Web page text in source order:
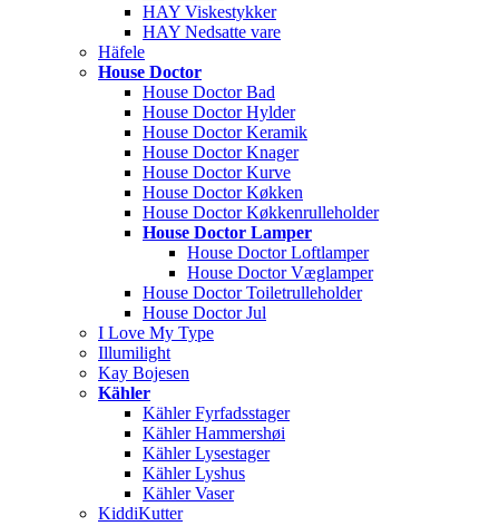
HAY Viskestykker
HAY Nedsatte vare
Häfele
House Doctor
House Doctor Bad
House Doctor Hylder
House Doctor Keramik
House Doctor Knager
House Doctor Kurve
House Doctor Køkken
House Doctor Køkkenrulleholder
House Doctor Lamper
House Doctor Loftlamper
House Doctor Væglamper
House Doctor Toiletrulleholder
House Doctor Jul
I Love My Type
Illumilight
Kay Bojesen
Kähler
Kähler Fyrfadsstager
Kähler Hammershøi
Kähler Lysestager
Kähler Lyshus
Kähler Vaser
KiddiKutter